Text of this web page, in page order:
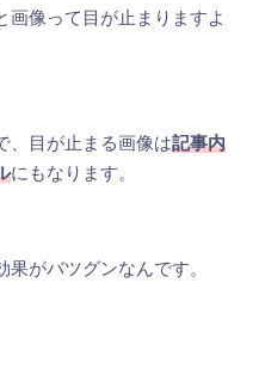
画像って目が止まりますよ
、目が止まる画像は記事内
にもなります。
がバツグンなんです。